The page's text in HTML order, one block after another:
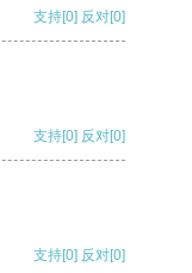
支持[0] 反对[0]
支持[0] 反对[0]
支持[0] 反对[0]